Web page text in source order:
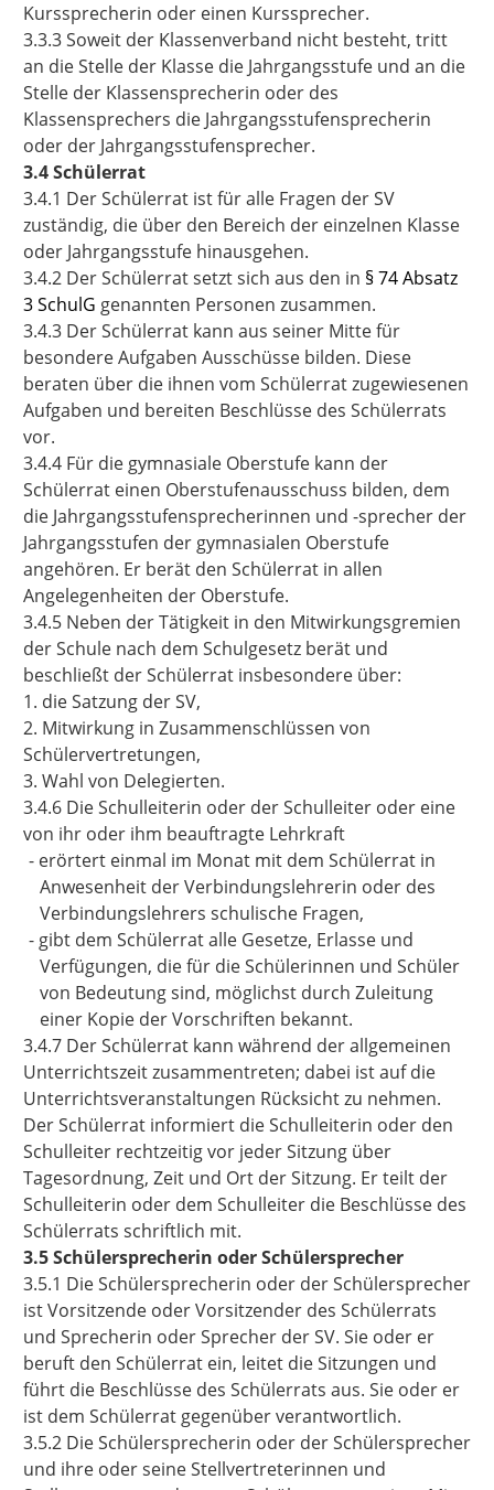
Kurssprecherin oder einen Kurssprecher.
3.3.3 Soweit der Klassenverband nicht besteht, tritt
an die Stelle der Klasse die Jahrgangsstufe und an die
Stelle der Klassensprecherin oder des
Klassensprechers die Jahrgangsstufensprecherin
oder der Jahrgangsstufensprecher.
3.4 Schülerrat
3.4.1 Der Schülerrat ist für alle Fragen der SV
zuständig, die über den Bereich der einzelnen Klasse
oder Jahrgangsstufe hinausgehen.
3.4.2 Der Schülerrat setzt sich aus den in § 74 Absatz
3 SchulG genannten Personen zusammen.
3.4.3 Der Schülerrat kann aus seiner Mitte für
besondere Aufgaben Ausschüsse bilden. Diese
beraten über die ihnen vom Schülerrat zugewiesenen
Aufgaben und bereiten Beschlüsse des Schülerrats
vor.
3.4.4 Für die gymnasiale Oberstufe kann der
Schülerrat einen Oberstufenausschuss bilden, dem
die Jahrgangsstufensprecherinnen und -sprecher der
Jahrgangsstufen der gymnasialen Oberstufe
angehören. Er berät den Schülerrat in allen
Angelegenheiten der Oberstufe.
3.4.5 Neben der Tätigkeit in den Mitwirkungsgremien
der Schule nach dem Schulgesetz berät und
beschließt der Schülerrat insbesondere über:
1. die Satzung der SV,
2. Mitwirkung in Zusammenschlüssen von
Schülervertretungen,
3. Wahl von Delegierten.
3.4.6 Die Schulleiterin oder der Schulleiter oder eine
von ihr oder ihm beauftragte Lehrkraft
- erörtert einmal im Monat mit dem Schülerrat in
Anwesenheit der Verbindungslehrerin oder des
Verbindungslehrers schulische Fragen,
- gibt dem Schülerrat alle Gesetze, Erlasse und
Verfügungen, die für die Schülerinnen und Schüler
von Bedeutung sind, möglichst durch Zuleitung
einer Kopie der Vorschriften bekannt.
3.4.7 Der Schülerrat kann während der allgemeinen
Unterrichtszeit zusammentreten; dabei ist auf die
Unterrichtsveranstaltungen Rücksicht zu nehmen.
Der Schülerrat informiert die Schulleiterin oder den
Schulleiter rechtzeitig vor jeder Sitzung über
Tagesordnung, Zeit und Ort der Sitzung. Er teilt der
Schulleiterin oder dem Schulleiter die Beschlüsse des
Schülerrats schriftlich mit.
3.5 Schülersprecherin oder Schülersprecher
3.5.1 Die Schülersprecherin oder der Schülersprecher
ist Vorsitzende oder Vorsitzender des Schülerrats
und Sprecherin oder Sprecher der SV. Sie oder er
beruft den Schülerrat ein, leitet die Sitzungen und
führt die Beschlüsse des Schülerrats aus. Sie oder er
ist dem Schülerrat gegenüber verantwortlich.
3.5.2 Die Schülersprecherin oder der Schülersprecher
und ihre oder seine Stellvertreterinnen und